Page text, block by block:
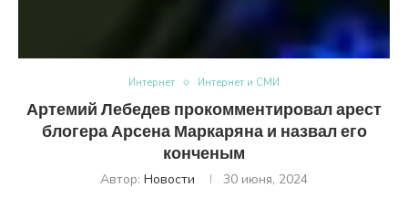
Интернет Интернет и СМИ
Артемий Лебедев прокомментировал арест
блогера Арсена Маркаряна и назвал его
конченым
Автор: Новости 30 июня, 2024